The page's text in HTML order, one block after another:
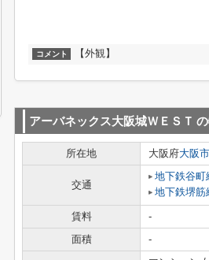
コメント 【外観】
アーバネックス大阪城ＷＥＳＴ
所在地 大阪府大阪
交通
地下鉄谷町
地下鉄堺筋
賃料 -
面積
-